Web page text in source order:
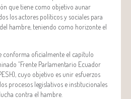
que tiene como objetivo aunar
los actores políticos y sociales para
hambre, teniendo como horizonte el
conforma oficialmente el capítulo
“Frente Parlamentario Ecuador
cuyo objetivo es unir esfuerzos
procesos legislativos e institucionales
contra el hambre.